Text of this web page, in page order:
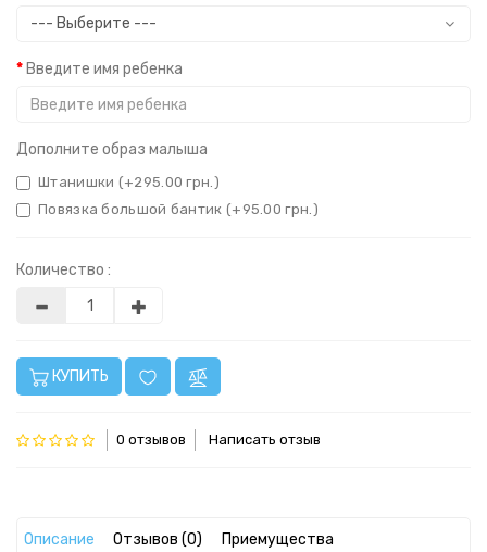
Введите имя ребенка
Дополните образ малыша
Штанишки (+295.00 грн.)
Повязка большой бантик (+95.00 грн.)
Количество :
КУПИТЬ
0 отзывов Написать отзыв
Описание Отзывов (0) Приемущества